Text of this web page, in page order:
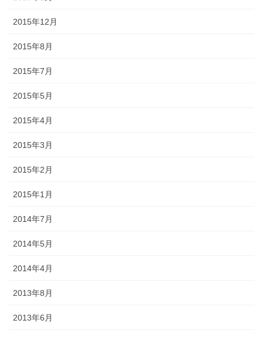
2015年12月
2015年8月
2015年7月
2015年5月
2015年4月
2015年3月
2015年2月
2015年1月
2014年7月
2014年5月
2014年4月
2013年8月
2013年6月